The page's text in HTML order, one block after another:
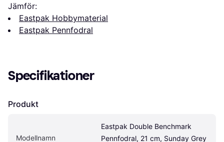
Jämför:
Eastpak Hobbymaterial
Eastpak Pennfodral
Specifikationer
Produkt
Modellnamn
Eastpak Double Benchmark
Pennfodral, 21 cm, Sunday Grey